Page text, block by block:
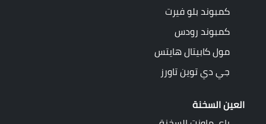
كمبوند بلو فيرت
كمبوند رودس
مول كابيتال هايتس
جي دي توين تاورز
العين السخنة